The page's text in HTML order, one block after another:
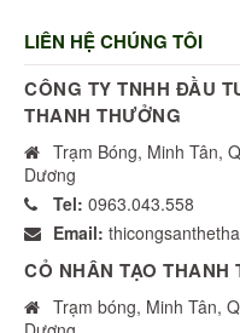
LIÊN HỆ CHÚNG TÔI
CÔNG TY TNHH ĐẦU
THANH THƯỞNG
Trạm Bóng, Minh Tân,
Dương
Tel: 0963.043.558
Email:
CỎ NHÂN TẠO THANH
Trạm bóng, Minh Tân,